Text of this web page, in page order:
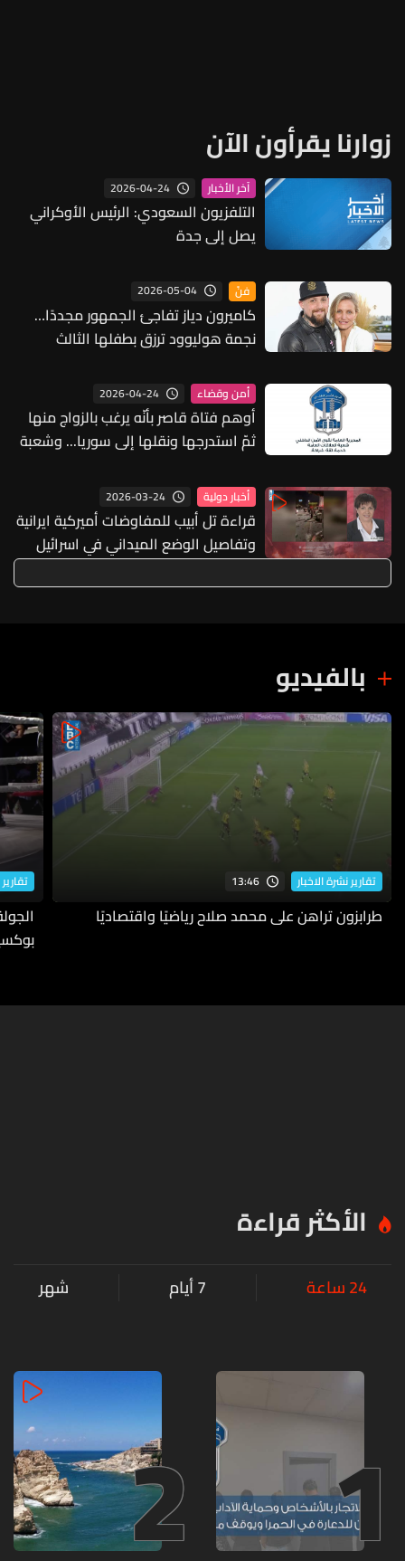
زوارنا يقرأون الآن
آخر الأخبار 2026-04-24
التلفزيون السعودي: الرئيس الأوكراني
يصل إلى جدة
فنّ 2026-05-04
كاميرون دياز تفاجئ الجمهور مجددًا…
نجمة هوليوود ترزق بطفلها الثالث
أمن وقضاء 2026-04-24
أوهم فتاة قاصر بأنّه يرغب بالزواج منها
ثمّ استدرجها ونقلها إلى سوريا... وشعبة
أخبار دولية 2026-03-24
قراءة تل أبيب للمفاوضات أميركية ايرانية
وتفاصيل الوضع الميداني في اسرائيل
بالفيديو
تقارير نشرة الاخبار 13:46
طرابزون تراهن على محمد صلاح رياضيًا واقتصاديًا
الأكثر قراءة
24 ساعة 7 أيام شهر
1
2